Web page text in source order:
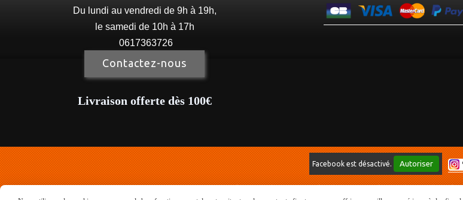
Du lundi au vendredi de 9h à 19h,
le samedi de 10h à 17h
0617363726
Contactez-nous
Livraison offerte dès 100€
Facebook est désactivé. Autoriser
Mentions Légales Conditions générales de vente Politique de confidentialité